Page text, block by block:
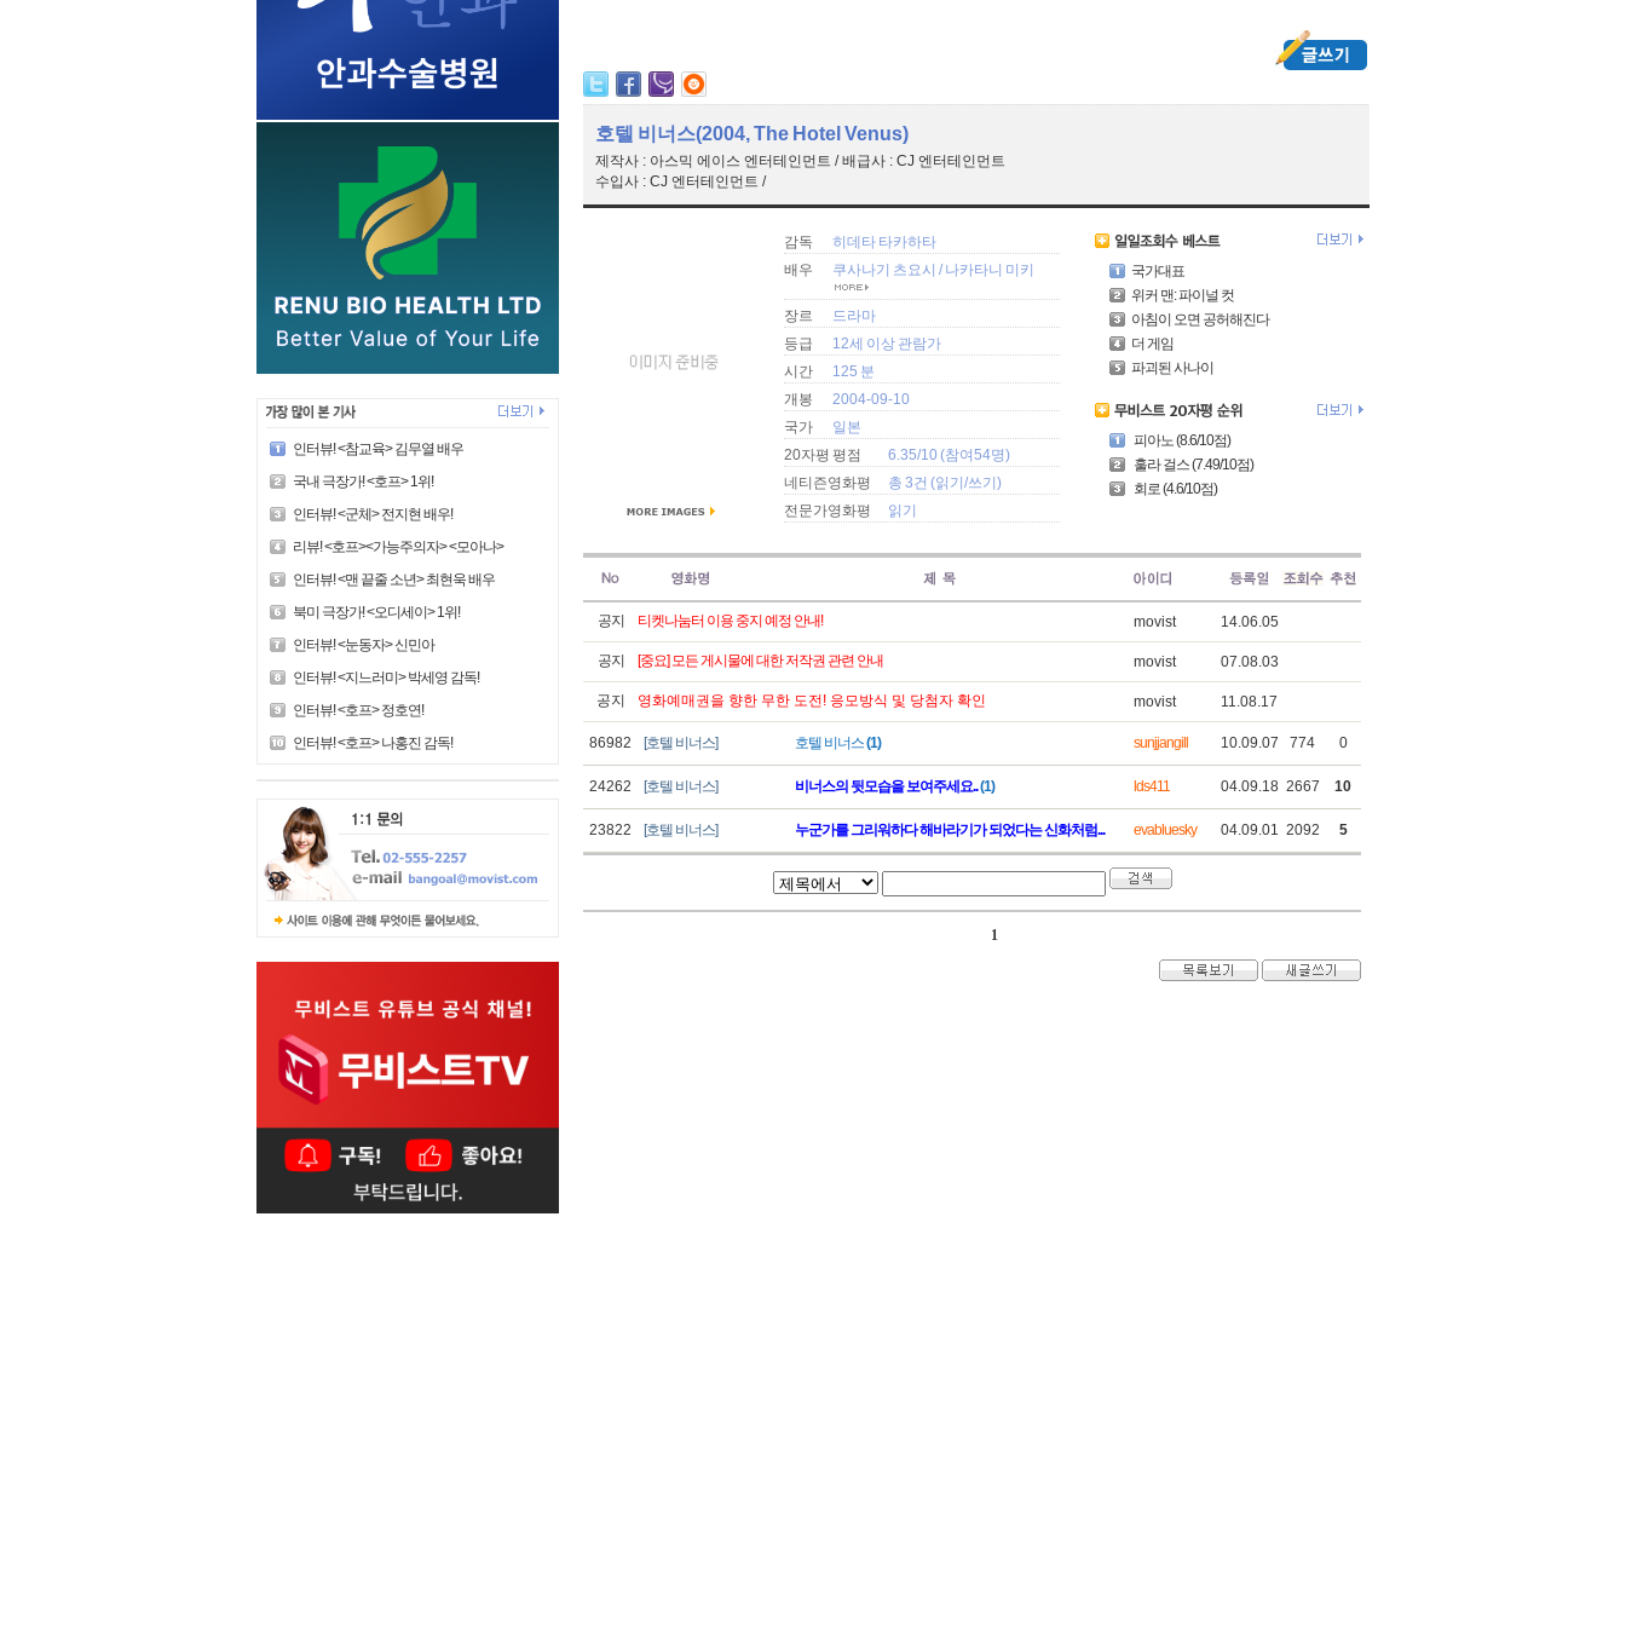
인터뷰! <참교육> 김무열 배우
국내 극장가! <호프> 1위!
인터뷰! <군체> 전지현 배우!
리뷰! <호프><가능주의자> <모아나>
인터뷰! <맨 끝줄 소년> 최현욱 배우
북미 극장가! <오디세이> 1위!
인터뷰! <눈동자> 신민아
인터뷰! <지느러미> 박세영 감독!
인터뷰! <호프> 정호연!
인터뷰! <호프> 나홍진 감독!
호텔 비너스(2004, The Hotel Venus)
제작사 : 아스믹 에이스 엔터테인먼트 / 배급사 : CJ 엔터테인먼트
수입사 : CJ 엔터테인먼트 /
감독
히데타 타카하타
배우
쿠사나기 츠요시 /나카타니 미키
장르
드라마
등급
12세 이상 관람가
시간
125 분
개봉
2004-09-10
국가
일본
20자평 평점
6.35/10 (참여54명)
네티즌영화평
총 3건 (읽기 /쓰기 )
전문가영화평
읽기
국가대표
위커 맨: 파이널 컷
아침이 오면 공허해진다
더 게임
파괴된 사나이
피아노 (8.6/10점)
훌라 걸스 (7.49/10점)
회로 (4.6/10점)
공지 티켓나눔터 이용 중지 예정 안내! movist 14.06.05
공지 [중요] 모든 게시물에 대한 저작권 관련 안내 movist 07.08.03
공지 영화예매권을 향한 무한 도전! 응모방식 및 당첨자 확인 movist 11.08.17
86982 [호텔 비너스] 호텔 비너스(1) sunjjangill 10.09.07 774 0
24262 [호텔 비너스] 비너스의 뒷모습을 보여주세요..(1) lds411 04.09.18 2667 10
23822 [호텔 비너스] 누군가를 그리워하다 해바라기가 되었다는 신화처럼... evabluesky 04.09.01 2092 5
1